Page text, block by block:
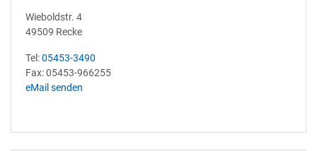
Wieboldstr. 4
49509 Recke
Tel:05453-3490
Fax: 05453-966255
eMail senden